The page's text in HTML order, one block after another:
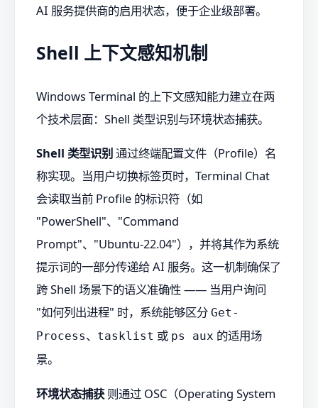
AI 服务提供商的启用状态，便于企业级部署。
Shell 上下文感知机制
Windows Terminal 的上下文感知能力建立在两
个技术层面：Shell 类型识别与环境状态捕获。
Shell 类型识别通过终端配置文件（Profile）名
称实现。当用户切换标签页时，Terminal Chat
会读取当前 Profile 的标识符（如
"PowerShell"、"Command
Prompt"、"Ubuntu-22.04"），并将其作为系统
提示词的一部分传递给 AI 服务。这一机制确保了
跨 Shell 场景下的语义准确性 —— 当用户询问
"如何列出进程" 时，系统能够区分 Get-
Process、 tasklist 或 ps aux 的适用场
景。
环境状态捕获则通过 OSC（Operating System